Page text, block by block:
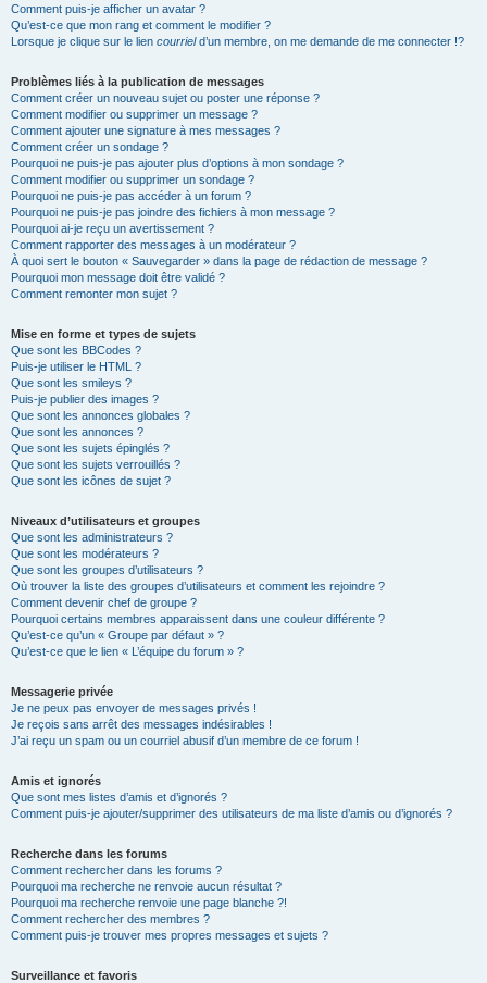
Comment puis-je afficher un avatar ?
Qu’est-ce que mon rang et comment le modifier ?
Lorsque je clique sur le lien courrield’un membre, on me demande de me connecter !?
Problèmes liés à la publication de messages
Comment créer un nouveau sujet ou poster une réponse ?
Comment modifier ou supprimer un message ?
Comment ajouter une signature à mes messages ?
Comment créer un sondage ?
Pourquoi ne puis-je pas ajouter plus d’options à mon sondage ?
Comment modifier ou supprimer un sondage ?
Pourquoi ne puis-je pas accéder à un forum ?
Pourquoi ne puis-je pas joindre des fichiers à mon message ?
Pourquoi ai-je reçu un avertissement ?
Comment rapporter des messages à un modérateur ?
À quoi sert le bouton « Sauvegarder » dans la page de rédaction de message ?
Pourquoi mon message doit être validé ?
Comment remonter mon sujet ?
Mise en forme et types de sujets
Que sont les BBCodes ?
Puis-je utiliser le HTML ?
Que sont les smileys ?
Puis-je publier des images ?
Que sont les annonces globales ?
Que sont les annonces ?
Que sont les sujets épinglés ?
Que sont les sujets verrouillés ?
Que sont les icônes de sujet ?
Niveaux d’utilisateurs et groupes
Que sont les administrateurs ?
Que sont les modérateurs ?
Que sont les groupes d’utilisateurs ?
Où trouver la liste des groupes d’utilisateurs et comment les rejoindre ?
Comment devenir chef de groupe ?
Pourquoi certains membres apparaissent dans une couleur différente ?
Qu’est-ce qu’un « Groupe par défaut » ?
Qu’est-ce que le lien « L’équipe du forum » ?
Messagerie privée
Je ne peux pas envoyer de messages privés !
Je reçois sans arrêt des messages indésirables !
J’ai reçu un spam ou un courriel abusif d’un membre de ce forum !
Amis et ignorés
Que sont mes listes d’amis et d’ignorés ?
Comment puis-je ajouter/supprimer des utilisateurs de ma liste d’amis ou d’ignorés ?
Recherche dans les forums
Comment rechercher dans les forums ?
Pourquoi ma recherche ne renvoie aucun résultat ?
Pourquoi ma recherche renvoie une page blanche ?!
Comment rechercher des membres ?
Comment puis-je trouver mes propres messages et sujets ?
Surveillance et favoris